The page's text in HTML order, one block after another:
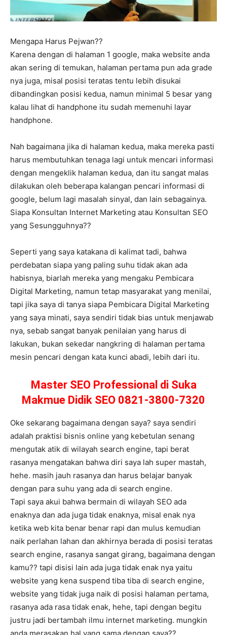
Mengapa Harus Pejwan??
Karena dengan di halaman 1 google, maka website anda
akan sering di temukan, halaman pertama pun ada grade
nya juga, misal posisi teratas tentu lebih disukai
dibandingkan posisi kedua, namun minimal 5 besar yang
kalau lihat di handphone itu sudah memenuhi layar
handphone.
Nah bagaimana jika di halaman kedua, maka mereka pasti
harus membutuhkan tenaga lagi untuk mencari informasi
dengan mengeklik halaman kedua, dan itu sangat malas
dilakukan oleh beberapa kalangan pencari informasi di
google, belum lagi masalah sinyal, dan lain sebagainya.
Siapa Konsultan Internet Marketing atau Konsultan SEO
yang Sesungguhnya??
Seperti yang saya katakana di kalimat tadi, bahwa
perdebatan siapa yang paling suhu tidak akan ada
habisnya, biarlah mereka yang mengaku Pembicara
Digital Marketing, namun tetap masyarakat yang menilai,
tapi jika saya di tanya siapa Pembicara Digital Marketing
yang saya minati, saya sendiri tidak bias untuk menjawab
nya, sebab sangat banyak penilaian yang harus di
lakukan, bukan sekedar nangkring di halaman pertama
mesin pencari dengan kata kunci abadi, lebih dari itu.
Master SEO Professional di Suka
Makmue Didik SEO 0821-3800-7320
Oke sekarang bagaimana dengan saya? saya sendiri
adalah praktisi bisnis online yang kebetulan senang
mengutak atik di wilayah search engine, tapi berat
rasanya mengatakan bahwa diri saya lah super mastah,
hehe. masih jauh rasanya dan harus belajar banyak
dengan para suhu yang ada di search engine.
Tapi saya akui bahwa bermain di wilayah SEO ada
enaknya dan ada juga tidak enaknya, misal enak nya
ketika web kita benar benar rapi dan mulus kemudian
naik perlahan lahan dan akhirnya berada di posisi teratas
search engine, rasanya sangat girang, bagaimana dengan
kamu?? tapi disisi lain ada juga tidak enak nya yaitu
website yang kena suspend tiba tiba di search engine,
website yang tidak juga naik di posisi halaman pertama,
rasanya ada rasa tidak enak, hehe, tapi dengan begitu
justru jadi bertambah ilmu internet marketing. mungkin